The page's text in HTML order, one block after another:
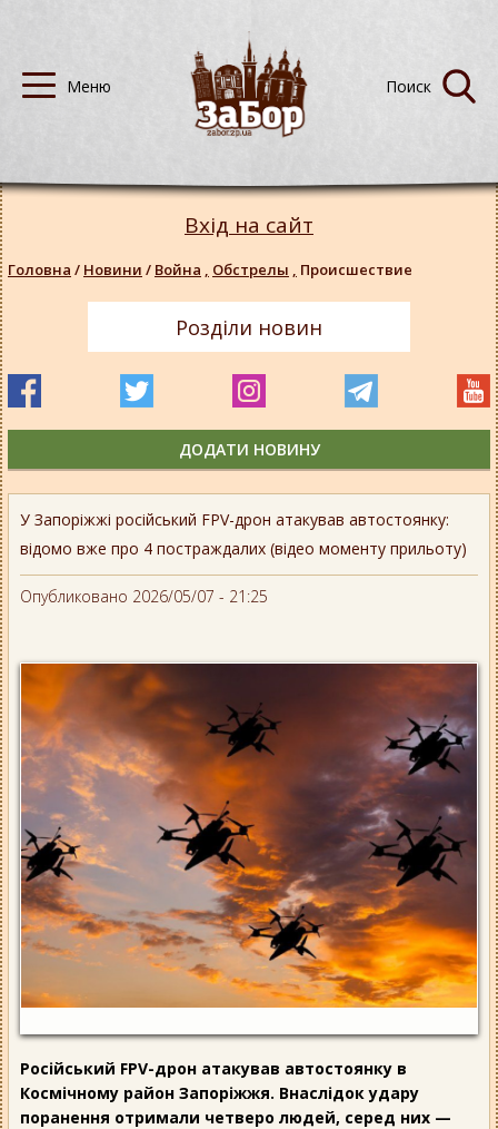
У Запоріжжі російський FPV-дрон атакував автостоянку:
відомо вже про 4 постраждалих (відео моменту прильоту)
Опубликовано 2026/05/07 - 21:25
Російський FPV-дрон атакував автостоянку в
Космічному район Запоріжжя. Внаслідок удару
поранення отримали четверо людей, серед них —
Вхід на сайт
Головна / Новини / Война , Обстрелы , Происшествие
Розділи новин
ДОДАТИ НОВИНУ